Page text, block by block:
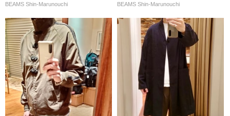
BEAMS Shin-Marunouchi BEAMS Shin-Marunouchi